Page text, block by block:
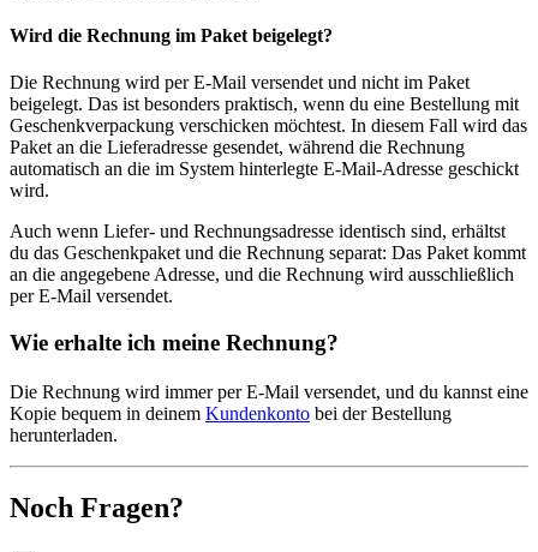
Wird die Rechnung im Paket beigelegt?
Die Rechnung wird per E-Mail versendet und nicht im Paket
beigelegt. Das ist besonders praktisch, wenn du eine Bestellung mit
Geschenkverpackung verschicken möchtest. In diesem Fall wird das
Paket an die Lieferadresse gesendet, während die Rechnung
automatisch an die im System hinterlegte E-Mail-Adresse geschickt
wird.
Auch wenn Liefer- und Rechnungsadresse identisch sind, erhältst
du das Geschenkpaket und die Rechnung separat: Das Paket kommt
an die angegebene Adresse, und die Rechnung wird ausschließlich
per E-Mail versendet.
Wie erhalte ich meine Rechnung?
Die Rechnung wird immer per E-Mail versendet, und du kannst eine
Kopie bequem in deinem Kundenkonto bei der Bestellung
herunterladen.
Noch Fragen?